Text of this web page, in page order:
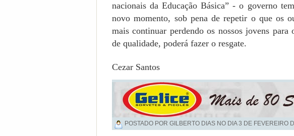
nacionais da Educação Básica” - o governo
novo momento, sob pena de repetir o que os
mais continuar perdendo os nossos jovens para
de qualidade, poderá fazer o resgate.
Cezar Santos
POSTADO POR GILBERTO DIAS NO DIA3 DE FEVEREIRO